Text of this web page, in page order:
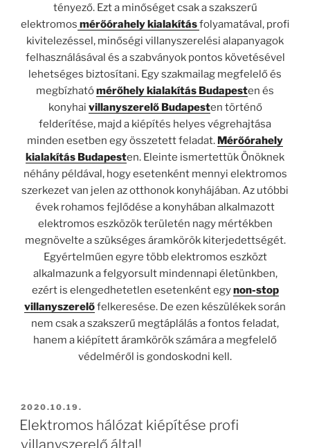
tényező. Ezt a minőséget csak a szakszerű
elektromos mérőórahely kialakításfolyamatával, profi
kivitelezéssel, minőségi villanyszerelési alapanyagok
felhasználásával és a szabványok pontos követésével
lehetséges biztosítani. Egy szakmailag megfelelő és
megbízhatómérőhely kialakítás Budapesten és
konyhai villanyszerelő Budapesten történő
felderítése, majd a kiépítés helyes végrehajtása
minden esetben egy összetett feladat. Mérőórahely
kialakítás Budapesten. Eleinte ismertettük Önöknek
néhány példával, hogy esetenként mennyi elektromos
szerkezet van jelen az otthonok konyhájában. Az utóbbi
évek rohamos fejlődése a konyhában alkalmazott
elektromos eszközök területén nagy mértékben
megnövelte a szükséges áramkörök kiterjedettségét.
Egyértelműen egyre több elektromos eszközt
alkalmazunk a felgyorsult mindennapi életünkben,
ezért is elengedhetetlen esetenként egynon-stop
villanyszerelőfelkeresése. De ezen készülékek során
nem csak a szakszerű megtáplálás a fontos feladat,
hanem a kiépített áramkörök számára a megfelelő
védelméről is gondoskodni kell.
BEKÜLDVE:
2020.10.19.
Elektromos hálózat kiépítése profi
villanyszerelő által!